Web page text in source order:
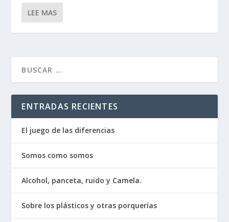
LEE MAS
ENTRADAS RECIENTES
El juego de las diferencias
Somos como somos
Alcohol, panceta, ruido y Camela.
Sobre los plásticos y otras porquerías